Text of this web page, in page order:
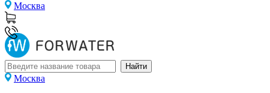
Москва
Москва